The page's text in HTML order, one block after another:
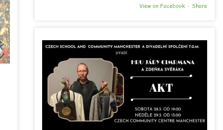
View on Facebook · Share